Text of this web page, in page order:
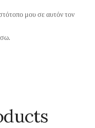
μου σε αυτόν τον